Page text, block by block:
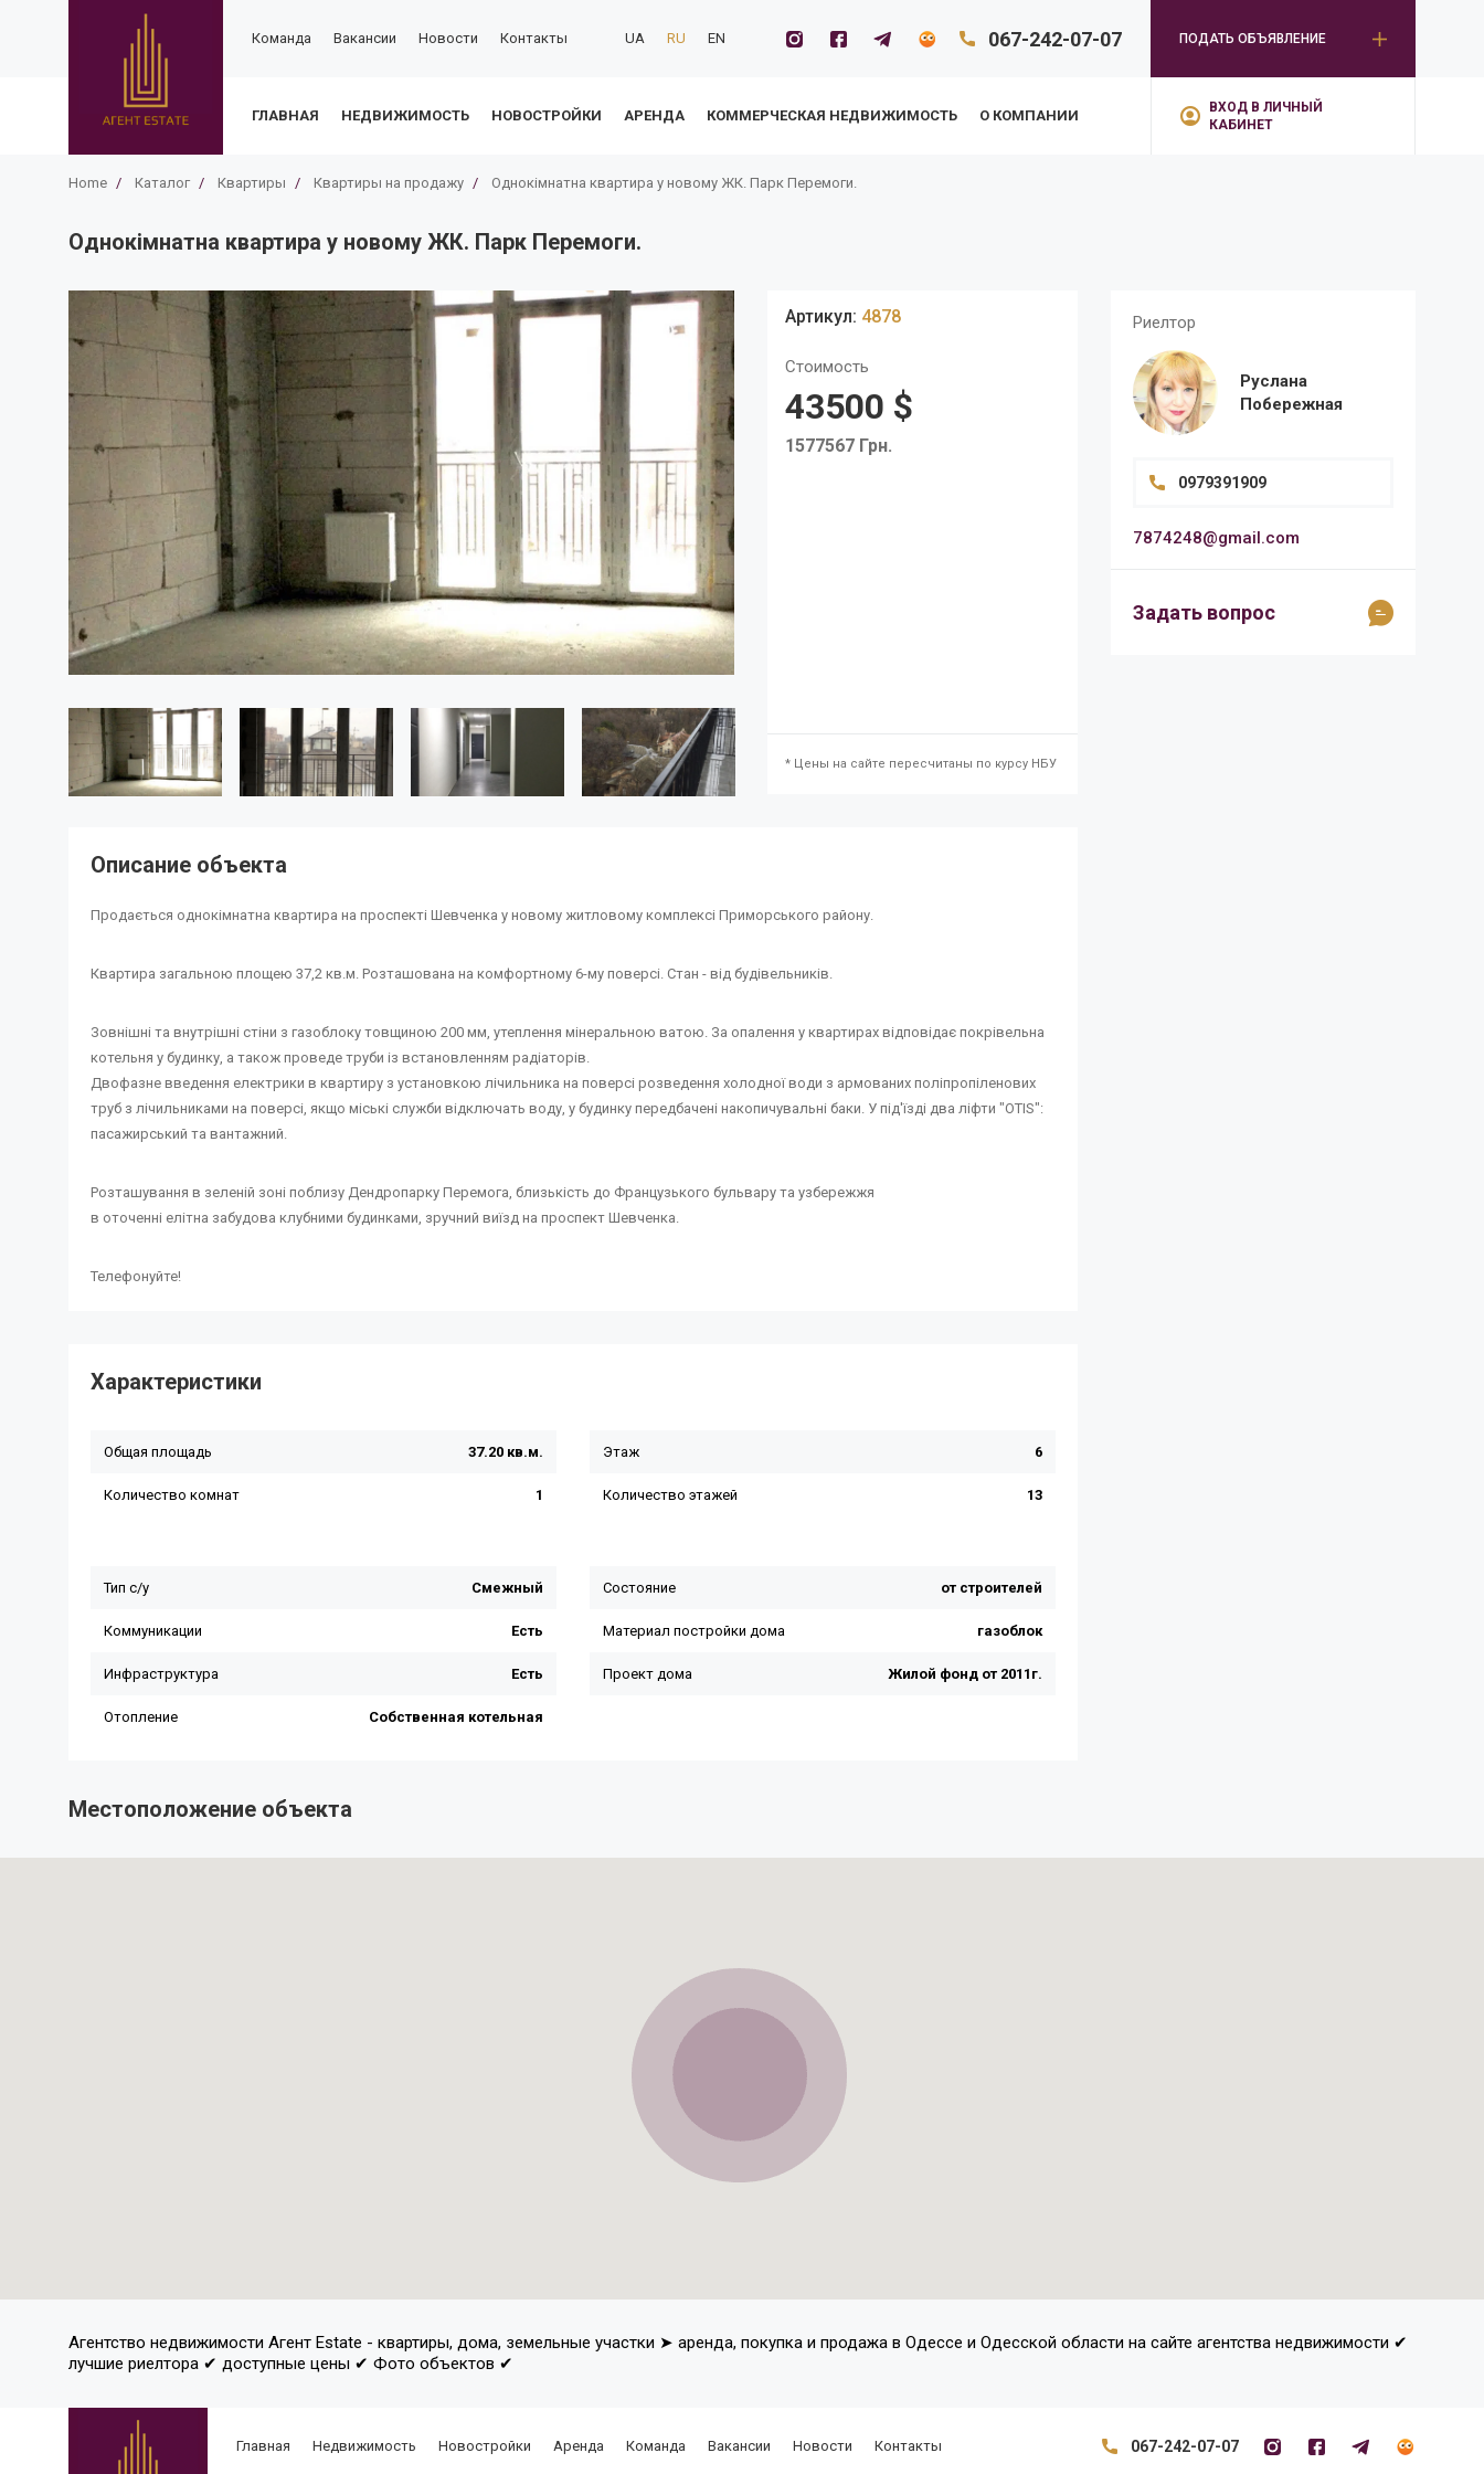
Команда Вакансии Новости Контакты UA RU EN 067-242-07-07 ПОДАТЬ ОБЪЯВЛЕНИЕ
ГЛАВНАЯ НЕДВИЖИМОСТЬ НОВОСТРОЙКИ АРЕНДА КОММЕРЧЕСКАЯ НЕДВИЖИМОСТЬ О КОМПАНИИ
ВХОД В ЛИЧНЫЙ
КАБИНЕТ
Home / Каталог / Квартиры / Квартиры на продажу / Однокімнатна квартира у новому ЖК. Парк Перемоги.
Однокімнатна квартира у новому ЖК. Парк Перемоги.
Артикул: 4878
Стоимость
43500 $
1577567 Грн.
* Цены на сайте пересчитаны по курсу НБУ
Описание объекта
Продається однокімнатна квартира на проспекті Шевченка у новому житловому комплексі Приморського району.
Квартира загальною площею 37,2 кв.м. Розташована на комфортному 6-му поверсі. Стан - від будівельників.
Зовнішні та внутрішні стіни з газоблоку товщиною 200 мм, утеплення мінеральною ватою. За опалення у квартирах відповідає покрівельна
котельня у будинку, а також проведе труби із встановленням радіаторів.
Двофазне введення електрики в квартиру з установкою лічильника на поверсі розведення холодної води з армованих поліпропіленових
труб з лічильниками на поверсі, якщо міські служби відключать воду, у будинку передбачені накопичувальні баки. У під'їзді два ліфти "OTIS":
пасажирський та вантажний.
Розташування в зеленій зоні поблизу Дендропарку Перемога, близькість до Французького бульвару та узбережжя
в оточенні елітна забудова клубними будинками, зручний виїзд на проспект Шевченка.
Телефонуйте!
Характеристики
Риелтор
Руслана
Побережная
0979391909
7874248@gmail.com
Задать вопрос
Местоположение объекта
Агентство недвижимости Агент Estate - квартиры, дома, земельные участки ➤ аренда, покупка и продажа в Одессе и Одесской области на сайте агентства недвижимости ✔
лучшие риелтора ✔ доступные цены ✔ Фото объектов ✔
Главная Недвижимость Новостройки Аренда Команда Вакансии Новости Контакты 067-242-07-07